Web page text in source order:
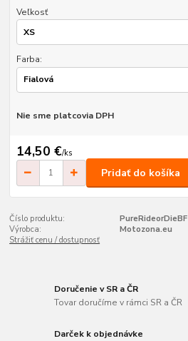
Veľkosť
Farba:
Nie sme platcovia DPH
14,50 €/ks
Pridať do košíka
Číslo produktu:
PureRideorDieBF
Výrobca:
Motozona.eu
Strážiť cenu / dostupnosť
Doručenie v SR a ČR
Tovar doručíme v rámci SR a ČR
Darček k objednávke